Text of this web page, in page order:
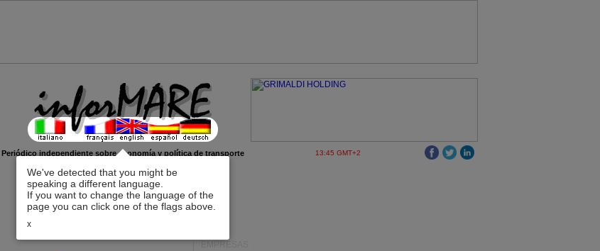
We've detected that you might be
speaking a different language.
If you want to change the language of the
page you can click one of the flags above.
x
Periódico independiente sobre economía y política de transporte 13:45 GMT+2
EMPRESAS